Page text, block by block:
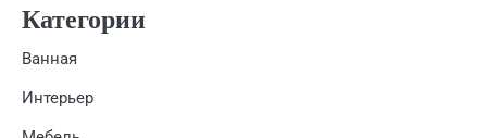
Категории
Ванная
Интерьер